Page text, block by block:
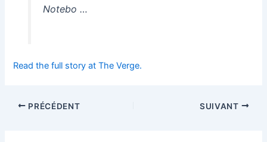
Notebo …
Read the full story at The Verge.
PRÉCÉDENT SUIVANT